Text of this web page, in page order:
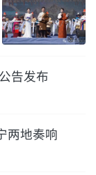
告发布
两地奏响